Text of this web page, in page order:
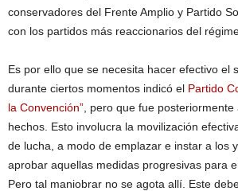
conservadores del Frente Amplio y Partido
con los partidos más reaccionarios del
Es por ello que se necesita hacer efectivo el
durante ciertos momentos indicó el Partido
la Convención” , pero que fue
hechos. Esto involucra la movilización
de lucha, a modo de emplazar e instar a los
aprobar aquellas medidas progresivas para
Pero tal maniobrar no se agota allí. Este